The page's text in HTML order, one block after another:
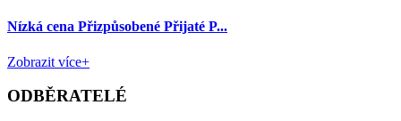
Nízká cena Přizpůsobené Přijaté P...
Zobrazit více+
ODBĚRATELÉ